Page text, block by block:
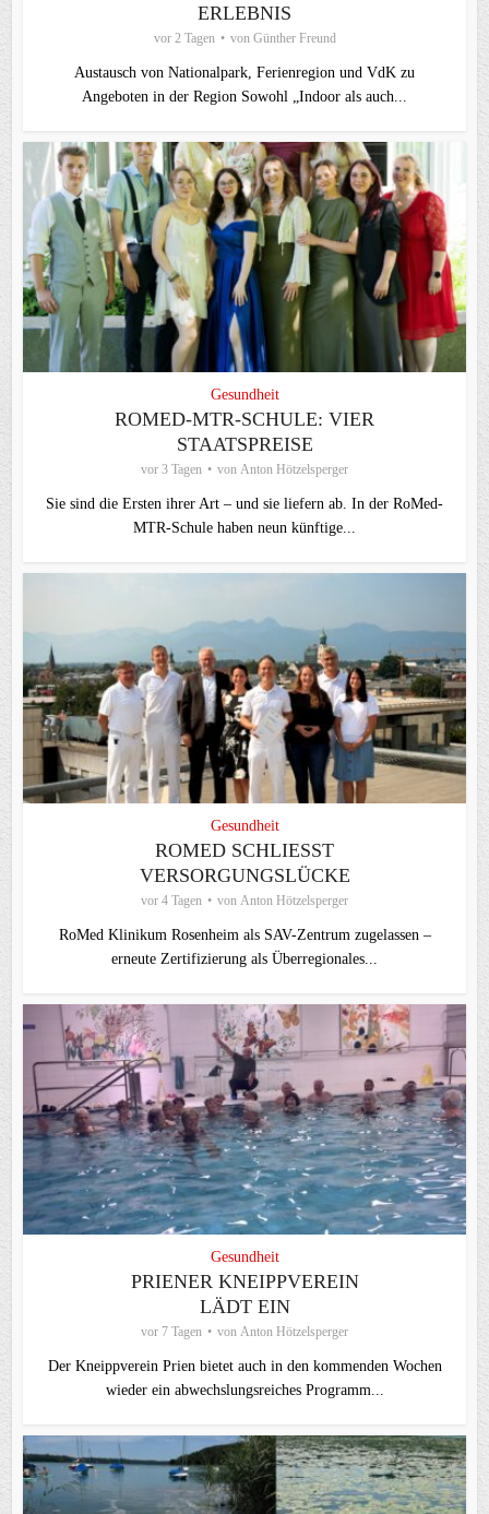
ERLEBNIS
vor 2 Tagen von Günther Freund
Austausch von Nationalpark, Ferienregion und VdK zu
Angeboten in der Region Sowohl „Indoor als auch...
Gesundheit
ROMED-MTR-SCHULE: VIER
STAATSPREISE
vor 3 Tagen von Anton Hötzelsperger
Sie sind die Ersten ihrer Art – und sie liefern ab. In der RoMed-
MTR-Schule haben neun künftige...
Gesundheit
ROMED SCHLIESST V
ERSORGUNGSLÜCKE
vor 4 Tagen von Anton Hötzelsperger
RoMed Klinikum Rosenheim als SAV-Zentrum zugelassen –
erneute Zertifizierung als Überregionales...
Gesundheit
PRIENER KNEIPPVEREIN
LÄDT EIN
vor 7 Tagen von Anton Hötzelsperger
Der Kneippverein Prien bietet auch in den kommenden Wochen
wieder ein abwechslungsreiches Programm...